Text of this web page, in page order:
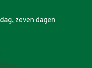
zeven dagen